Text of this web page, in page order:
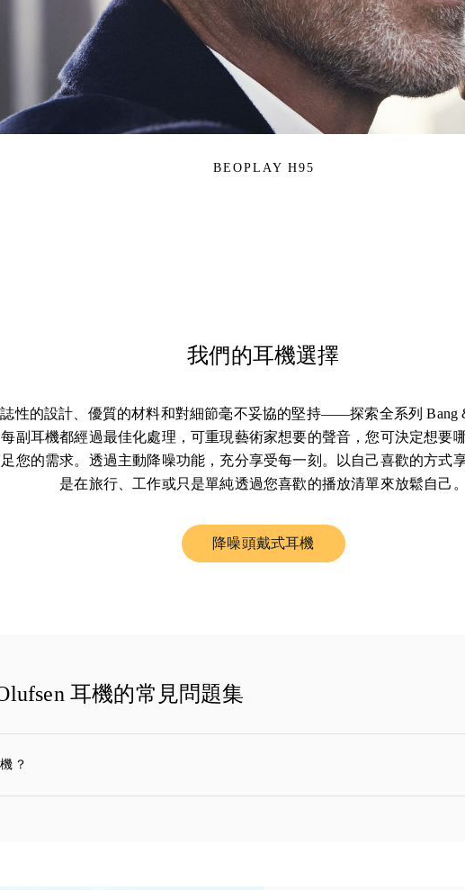
BEOPLAY H95
我們的耳機選擇
性的設計、優質的材料和對細節毫不妥協的堅持——探索全系列 Bang
副耳機都經過最佳化處理，可重現藝術家想要的聲音，您可決定想要
您的需求。透過主動降噪功能，充分享受每一刻。以自己喜歡的方式
是在旅行、工作或只是單純透過您喜歡的播放清單來放鬆自己。
降噪頭戴式耳機Link Opens in New Tab
耳機的常見問題集
？
續閱讀